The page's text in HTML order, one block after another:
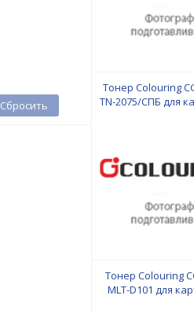
Сбросить
Тонер Colouring
TN-2075/СПБ для
Тонер Colouring
MLT-D101 для